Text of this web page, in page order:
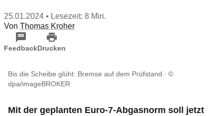
25.01.2024 • Lesezeit: 8 Min.
Von Thomas Kroher
FeedbackDrucken
Bis die Scheibe glüht: Bremse auf dem Prüfstand
©
dpa/imageBROKER
Mit der geplanten Euro-7-Abgasnorm soll jetzt